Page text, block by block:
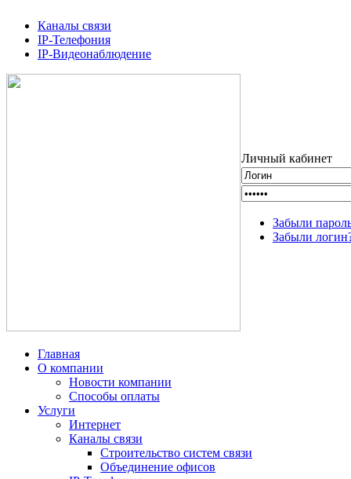
Каналы связи
IP-Телефония
IP-Видеонаблюдение
Личный кабинет
Забыли
Забыли
Главная
О компании
Новости компании
Способы оплаты
Услуги
Интернет
Каналы связи
Строительство систем связи
Объединение офисов